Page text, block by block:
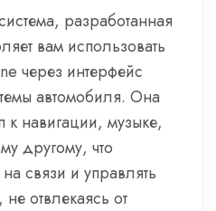
разработанная
вам использовать
через интерфейс
автомобиля. Она
к навигации, музыке,
другому, что
на связи и управлять
отвлекаясь от